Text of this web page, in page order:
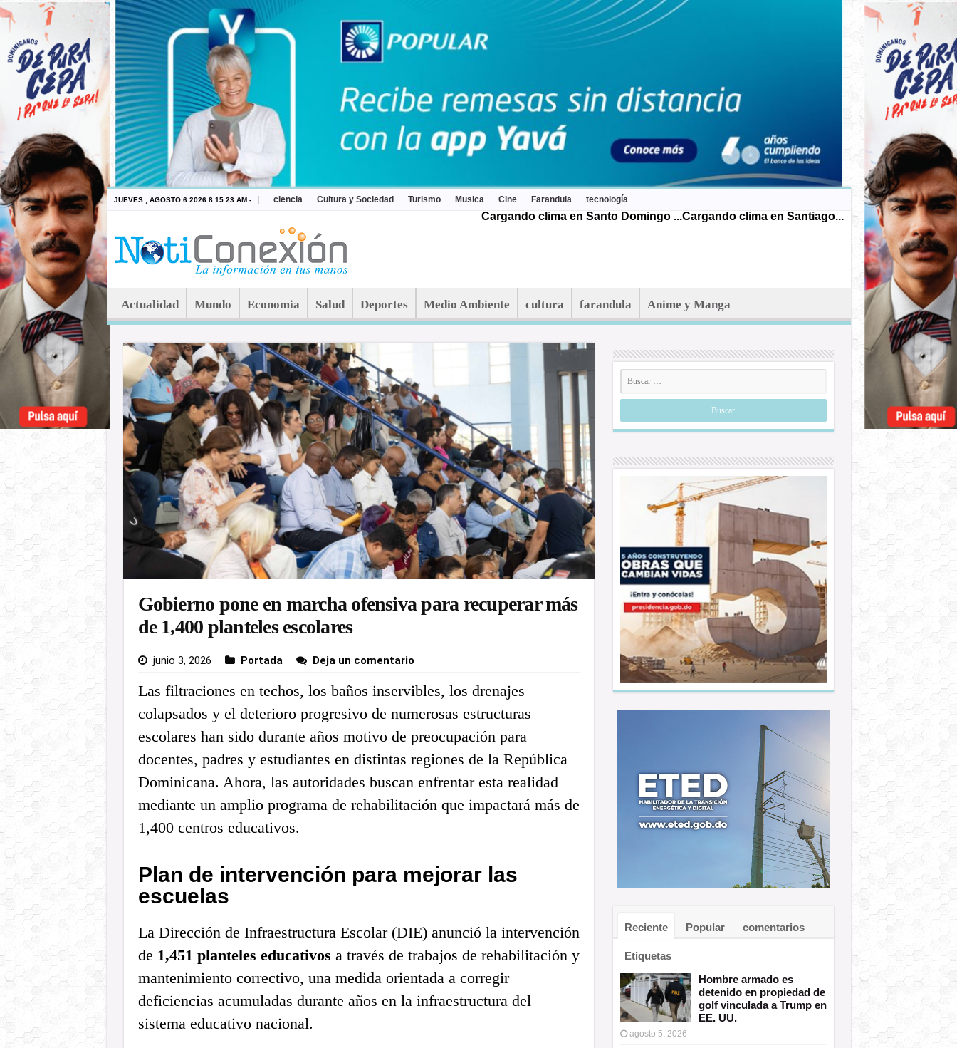
JUEVES , AGOSTO 6 2026 8:15:23 AM - ciencia Cultura y Sociedad Turismo Musica Cine Farandula tecnología
Cargando clima en Santo Domingo ...Cargando clima en Santiago...
Actualidad Mundo Economia Salud Deportes Medio Ambiente cultura farandula Anime y Manga
Gobierno pone en marcha ofensiva para recuperar más
de 1,400 planteles escolares
junio 3, 2026 Portada Deja un comentario
Las filtraciones en techos, los baños inservibles, los drenajes
colapsados y el deterioro progresivo de numerosas estructuras
escolares han sido durante años motivo de preocupación para
docentes, padres y estudiantes en distintas regiones de la República
Dominicana. Ahora, las autoridades buscan enfrentar esta realidad
mediante un amplio programa de rehabilitación que impactará más de
1,400 centros educativos.
Plan de intervención para mejorar las
escuelas
La Dirección de Infraestructura Escolar (DIE) anunció la intervención
de 1,451 planteles educativos a través de trabajos de rehabilitación y
mantenimiento correctivo, una medida orientada a corregir
deficiencias acumuladas durante años en la infraestructura del
sistema educativo nacional.
Reciente Popular comentarios
Etiquetas
Hombre armado es
detenido en propiedad de
golf vinculada a Trump en
EE. UU.
agosto 5, 2026